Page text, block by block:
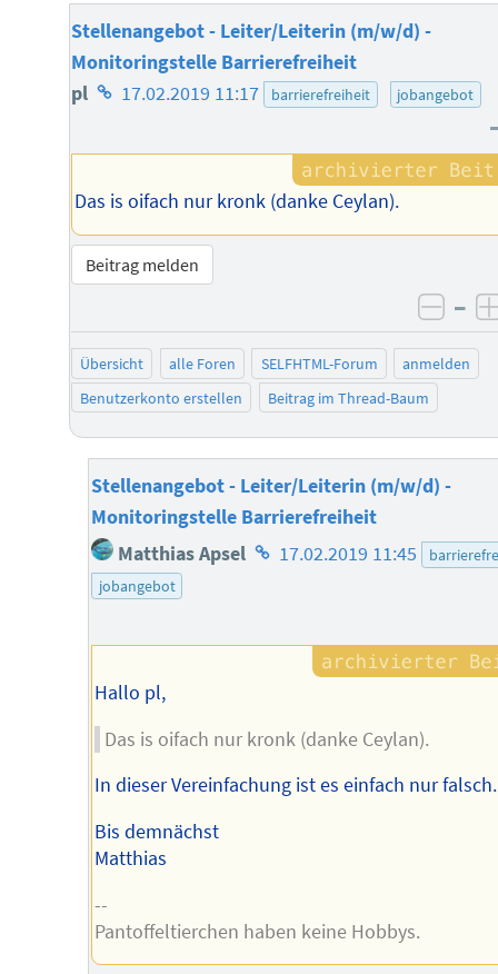
Stellenangebot - Leiter/Leiterin (m/w/d) -
Monitoringstelle Barrierefreiheit
pl Homepage
Autors
17.02.2019 11:17 barrierefreiheit jobangebot
Das is oifach nur kronk (danke Ceylan).
Beitrag melden
–
Übersicht alle Foren SELFHTML-Forum
anmelden
Benutzerkonto erstellen
Beitrag im Thread-Baum
Stellenangebot - Leiter/Leiterin (m/w/d) -
Monitoringstelle Barrierefreiheit
Matthias Apsel Homepage
17.02.2019 11:45
jobangebot
Hallo pl,
Das is oifach nur kronk (danke Ceylan).
In dieser Vereinfachung ist es einfach nur falsch.
Bis demnächst
Matthias
--
Pantoffeltierchen haben keine Hobbys.